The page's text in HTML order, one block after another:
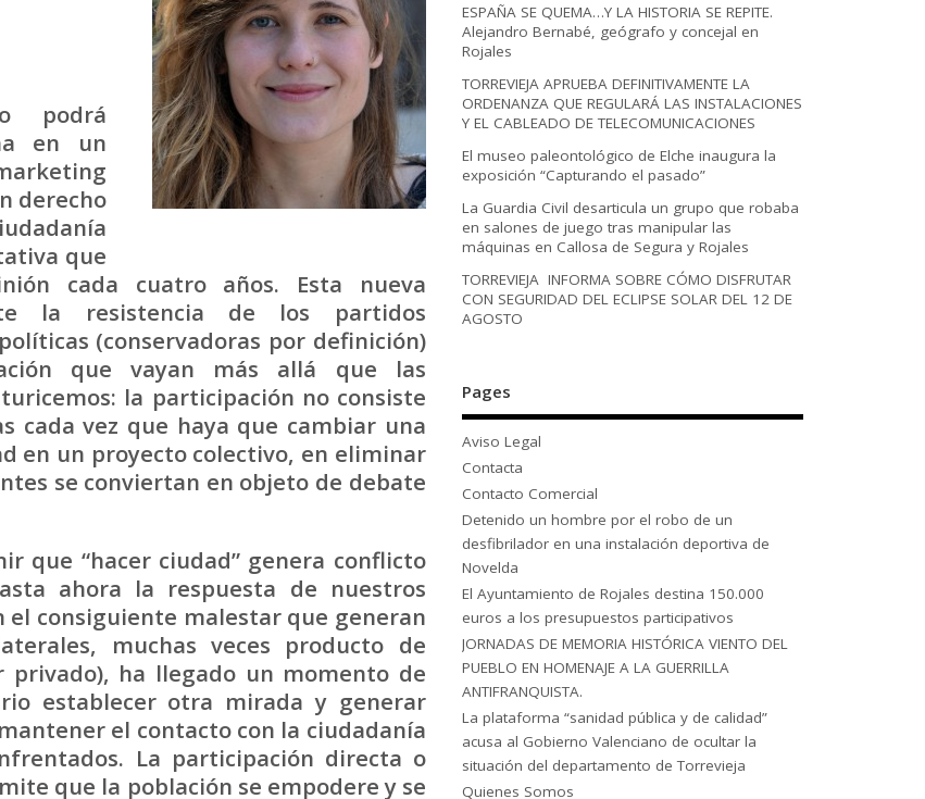
podrá
en un
derecho
que
cada cuatro años. Esta nueva
la resistencia de los partidos
(conservadoras por definición)
que vayan más allá que las
la participación no consiste
cada vez que haya que cambiar una
en un proyecto colectivo, en eliminar
se conviertan en objeto de debate
que “hacer ciudad” genera conflicto
ahora la respuesta de nuestros
consiguiente malestar que generan
muchas veces producto de
privado), ha llegado un momento de
establecer otra mirada y generar
el contacto con la ciudadanía
La participación directa o
que la población se empodere y se
ESPAÑA SE QUEMA…Y LA HISTORIA SE REPITE.
Alejandro Bernabé, geógrafo y concejal en
Rojales
TORREVIEJA APRUEBA DEFINITIVAMENTE LA
ORDENANZA QUE REGULARÁ LAS INSTALACIONES
Y EL CABLEADO DE TELECOMUNICACIONES
El museo paleontológico de Elche inaugura la
exposición “Capturando el pasado”
La Guardia Civil desarticula un grupo que robaba
en salones de juego tras manipular las
máquinas en Callosa de Segura y Rojales
TORREVIEJA INFORMA SOBRE CÓMO DISFRUTAR
CON SEGURIDAD DEL ECLIPSE SOLAR DEL 12 DE
AGOSTO
Pages
Aviso Legal
Contacta
Contacto Comercial
Detenido un hombre por el robo de un
desfibrilador en una instalación deportiva de
Novelda
El Ayuntamiento de Rojales destina 150.000
euros a los presupuestos participativos
JORNADAS DE MEMORIA HISTÓRICA VIENTO DEL
PUEBLO EN HOMENAJE A LA GUERRILLA
ANTIFRANQUISTA.
La plataforma “sanidad pública y de calidad”
acusa al Gobierno Valenciano de ocultar la
situación del departamento de Torrevieja
Quienes Somos